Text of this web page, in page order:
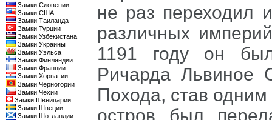
Замки Словении
Замки США
Замки Таиланда
Замки Турции
Замки Узбекистана
Замки Украины
Замки Уэльса
Замки Финляндии
Замки Франции
Замки Хорватии
Замки Черногории
Замки Чехии
Замки Швейцарии
Замки Швеции
Замки Шотландии
не раз переходил
различных
1191 году он был
Ричарда Львиное
Похода, став одним
остров был